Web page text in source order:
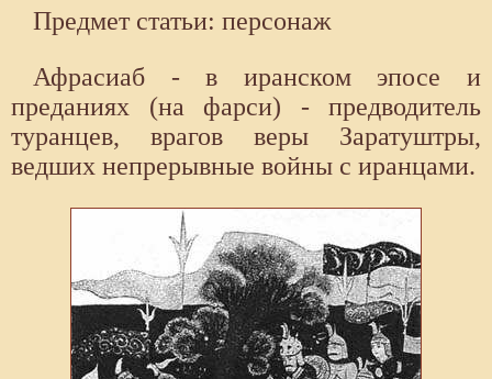
Предмет статьи: персонаж
Афрасиаб - в иранском эпосе и
преданиях (на фарси) - предводитель
туранцев, врагов веры Заратуштры,
ведших непрерывные войны с иранцами.